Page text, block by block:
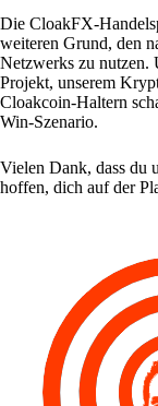
Die CloakFX-
weiteren Grund, den
Netzwerks zu nutzen.
Projekt, unserem
Cloakcoin-Haltern
Win-Szenario.
Vielen Dank, dass du
hoffen, dich auf der